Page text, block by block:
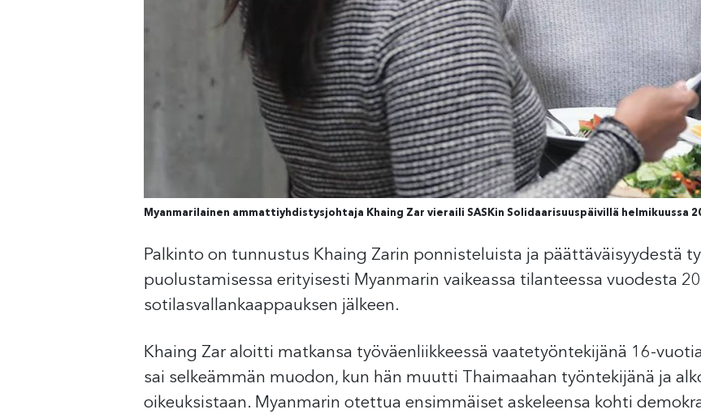
Myanmarilainen ammattiyhdistysjohtaja Khaing Zar vieraili SASKin Solidaarisuuspäivillä helmikuussa
Palkinto on tunnustus Khaing Zarin ponnisteluista ja päättäväisyydestä
puolustamisessa erityisesti Myanmarin vaikeassa tilanteessa vuodesta
sotilasvallankaappauksen jälkeen.
Khaing Zar aloitti matkansa työväenliikkeessä vaatetyöntekijänä 16-
sai selkeämmän muodon, kun hän muutti Thaimaahan työntekijänä ja
oikeuksistaan. Myanmarin otettua ensimmäiset askeleensa kohti